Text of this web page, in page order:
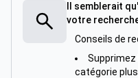
Il semblerait
votre
Conseils de
catégorie